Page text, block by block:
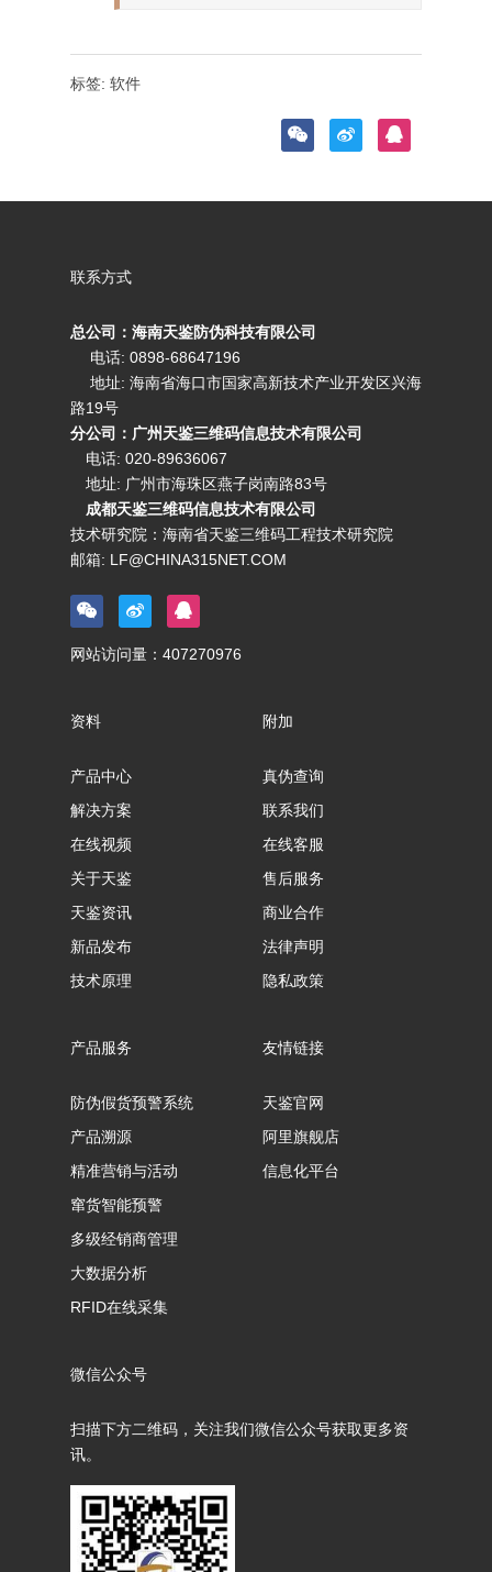
标签: 软件
联系方式
总公司：海南天鉴防伪科技有限公司
电话: 0898-68647196
地址: 海南省海口市国家高新技术产业开发区兴海
路19号
分公司：广州天鉴三维码信息技术有限公司
电话: 020-89636067
地址: 广州市海珠区燕子岗南路83号
成都天鉴三维码信息技术有限公司
技术研究院：海南省天鉴三维码工程技术研究院
邮箱: LF@CHINA315NET.COM
网站访问量： 407270976
资料
产品中心
解决方案
在线视频
关于天鉴
天鉴资讯
新品发布
技术原理
附加
真伪查询
联系我们
在线客服
售后服务
商业合作
法律声明
隐私政策
产品服务
防伪假货预警系统
产品溯源
精准营销与活动
窜货智能预警
多级经销商管理
大数据分析
RFID在线采集
友情链接
天鉴官网
阿里旗舰店
信息化平台
微信公众号
扫描下方二维码，关注我们微信公众号获取更多资
讯。